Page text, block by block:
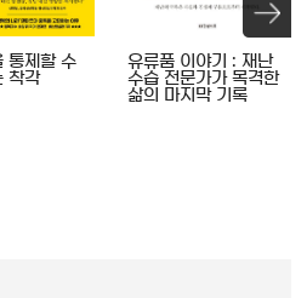
통제할 수
착각
유류품 이야기 : 재난
수습 전문가가 목격한
삶의 마지막 기록